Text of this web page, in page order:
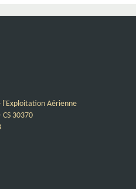
l'Exploitation Aérienne
30370